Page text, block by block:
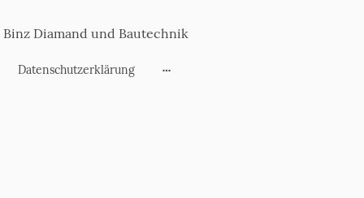
Binz Diamand und Bautechnik
Datenschutzerklärung